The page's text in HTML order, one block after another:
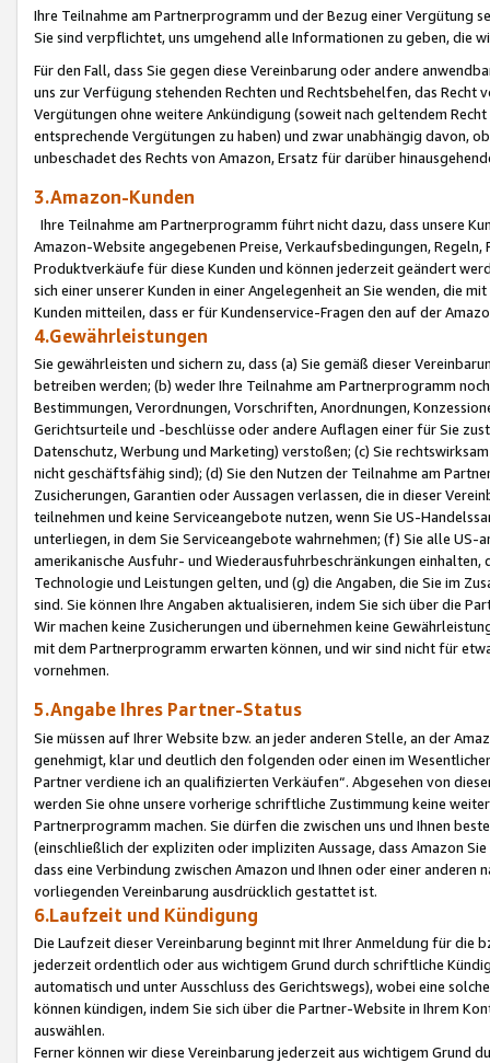
Ihre Teilnahme am Partnerprogramm und der Bezug einer Vergütung
Sie sind verpflichtet, uns umgehend alle Informationen zu geben, die
Für den Fall, dass Sie gegen diese Vereinbarung oder andere
uns zur Verfügung stehenden Rechten und Rechtsbehelfen, das
Vergütungen ohne weitere Ankündigung (soweit nach geltendem
entsprechende Vergütungen zu haben) und zwar unabhängig davon,
unbeschadet des Rechts von Amazon, Ersatz für darüber
3.Amazon-Kunden
Ihre Teilnahme am Partnerprogramm führt nicht dazu, dass unsere
Amazon-Website angegebenen Preise, Verkaufsbedingungen,
Produktverkäufe für diese Kunden und können jederzeit geändert
sich einer unserer Kunden in einer Angelegenheit an Sie wenden, die
Kunden mitteilen, dass er für Kundenservice-Fragen den auf der
4.Gewährleistungen
Sie gewährleisten und sichern zu, dass (a) Sie gemäß dieser
betreiben werden; (b) weder Ihre Teilnahme am Partnerprogramm
Bestimmungen, Verordnungen, Vorschriften, Anordnungen,
Gerichtsurteile und -beschlüsse oder andere Auflagen einer für Sie
Datenschutz, Werbung und Marketing) verstoßen; (c) Sie
nicht geschäftsfähig sind); (d) Sie den Nutzen der Teilnahme am
Zusicherungen, Garantien oder Aussagen verlassen, die in dieser
teilnehmen und keine Serviceangebote nutzen, wenn Sie US-
unterliegen, in dem Sie Serviceangebote wahrnehmen; (f) Sie alle
amerikanische Ausfuhr- und Wiederausfuhrbeschränkungen
Technologie und Leistungen gelten, und (g) die Angaben, die Sie im
sind. Sie können Ihre Angaben aktualisieren, indem Sie sich über die
Wir machen keine Zusicherungen und übernehmen keine
mit dem Partnerprogramm erwarten können, und wir sind nicht für
vornehmen.
5.Angabe Ihres Partner-Status
Sie müssen auf Ihrer Website bzw. an jeder anderen Stelle, an der
genehmigt, klar und deutlich den folgenden oder einen im
Partner verdiene ich an qualifizierten Verkäufen“. Abgesehen von
werden Sie ohne unsere vorherige schriftliche Zustimmung keine
Partnerprogramm machen. Sie dürfen die zwischen uns und Ihnen
(einschließlich der expliziten oder impliziten Aussage, dass Amazon
dass eine Verbindung zwischen Amazon und Ihnen oder einer
vorliegenden Vereinbarung ausdrücklich gestattet ist.
6.Laufzeit und Kündigung
Die Laufzeit dieser Vereinbarung beginnt mit Ihrer Anmeldung für die
jederzeit ordentlich oder aus wichtigem Grund durch schriftliche
automatisch und unter Ausschluss des Gerichtswegs), wobei eine
können kündigen, indem Sie sich über die Partner-Website in Ihrem
auswählen.
Ferner können wir diese Vereinbarung jederzeit aus wichtigem Grund